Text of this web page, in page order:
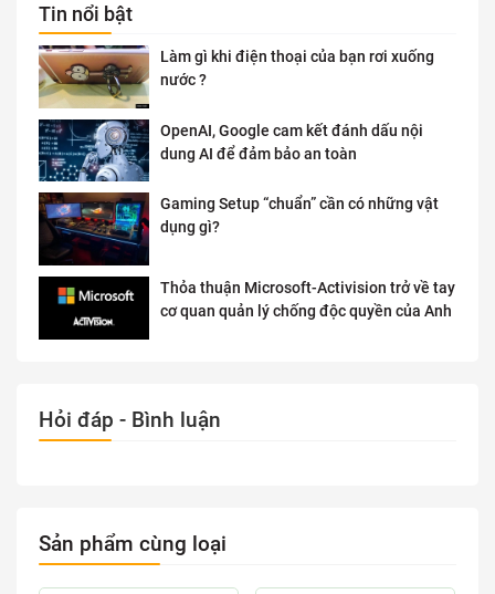
Tin nổi bật
Làm gì khi điện thoại của bạn rơi xuống
nước ?
OpenAI, Google cam kết đánh dấu nội
dung AI để đảm bảo an toàn
Gaming Setup “chuẩn” cần có những vật
dụng gì?
Thỏa thuận Microsoft-Activision trở về tay
cơ quan quản lý chống độc quyền của Anh
Hỏi đáp - Bình luận
Sản phẩm cùng loại